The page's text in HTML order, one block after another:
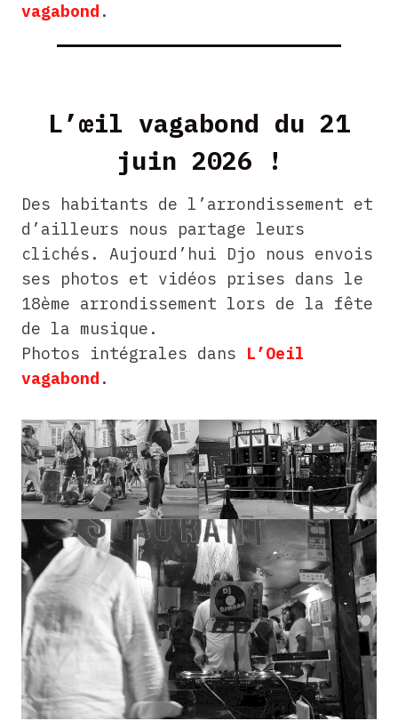
vagabond .
L’œil vagabond du 21
juin 2026 !
Des habitants de l’arrondissement et
d’ailleurs nous partage leurs
clichés. Aujourd’hui Djo nous envois
ses photos et vidéos prises dans le
18ème arrondissement lors de la fête
de la musique.
Photos intégrales dans L’Oeil
vagabond .